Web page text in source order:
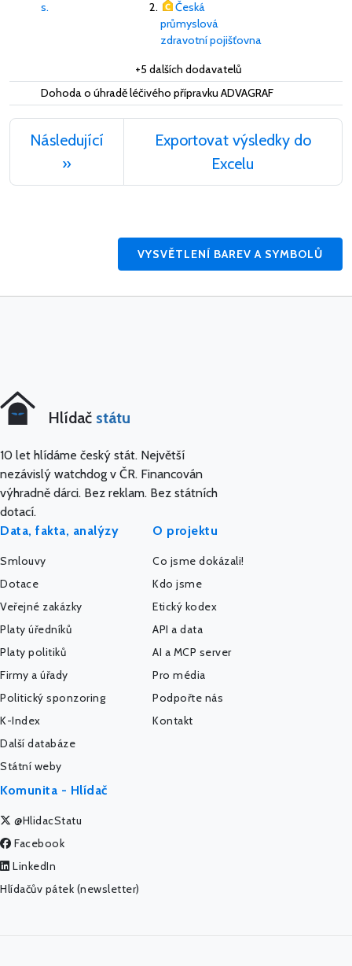
s.
Česká
průmyslová
zdravotní pojišťovna
+5 dalších dodavatelů
Dohoda o úhradě léčivého přípravku ADVAGRAF
Následující
»
Exportovat výsledky do
Excelu
VYSVĚTLENÍ BAREV A SYMBOLŮ
Hlídač státu
10 let hlídáme český stát. Největší
nezávislý watchdog v ČR. Financován
výhradně dárci. Bez reklam. Bez státních
dotací.
Data, fakta, analýzy
Smlouvy
Dotace
Veřejné zakázky
Platy úředníků
Platy politiků
Firmy a úřady
Politický sponzoring
K-Index
Další databáze
Státní weby
O projektu
Co jsme dokázali!
Kdo jsme
Etický kodex
API a data
AI a MCP server
Pro média
Podpořte nás
Kontakt
Komunita - Hlídač
@HlidacStatu
Facebook
LinkedIn
Hlídačův pátek (newsletter)